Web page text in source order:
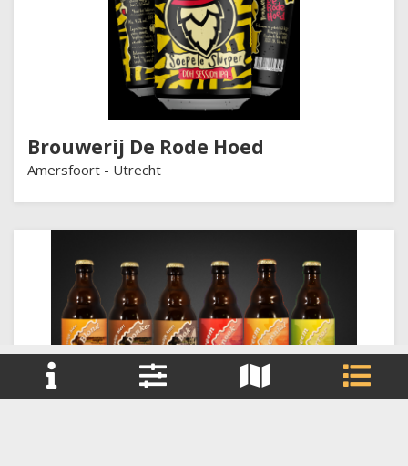
Brouwerij De Rode Hoed
Amersfoort - Utrecht